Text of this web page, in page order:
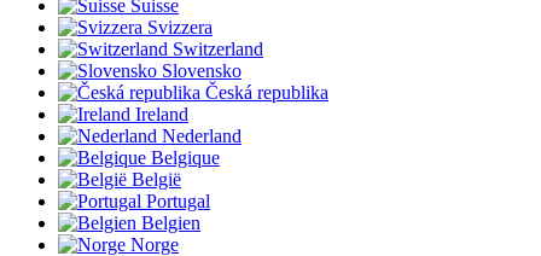
Suisse
Svizzera
Switzerland
Slovensko
Česká republika
Ireland
Nederland
Belgique
België
Portugal
Belgien
Norge